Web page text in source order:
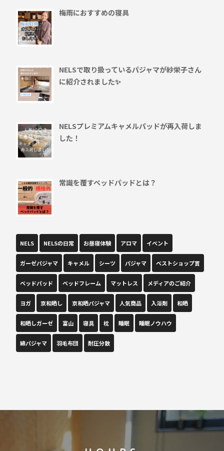
梅雨におすすめの寝具
NELSで取り扱っているパジャマが紗栄子さん
に紹介されました✨
NELSプレミアムキャメルパッドが再入荷しま
した！
常識を覆すベッドパッドとは？
NELS NELSの日常 お昼寝体験 アロマ イベント
ガーゼパジャマ キャメル シーツ パジャマ ベストショップ賞
ベッドパッド ベッドフレーム マットレス メディアのご紹介
ヨガ 京和晒し 京和晒パジャマ 人気商品 入浴剤 和晒
和晒しガーゼ 富山 寝具 枕 睡眠 睡眠ノウハウ
綿パジャマ 羽毛布団 耐圧分散